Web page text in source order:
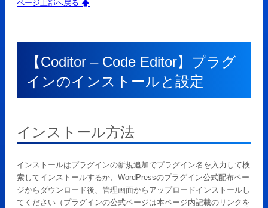
ページ上部へ戻る 🡅
【Coditor – Code Editor】プラグ
インのインストールと設定
インストール方法
インストールはプラグインの新規追加でプラグイン名を入力して検
索してインストールするか、WordPressのプラグイン公式配布ペー
ジからダウンロード後、管理画面からアップロードインストールし
てください（プラグインの公式ページは本ページ内記載のリンクを